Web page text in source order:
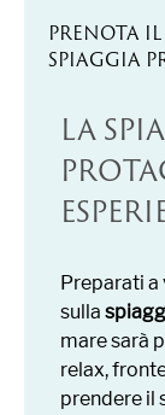
PRENOTA
SPIAGGIA
LA
Preparati a
sulla
mare sarà
relax,
prendere il